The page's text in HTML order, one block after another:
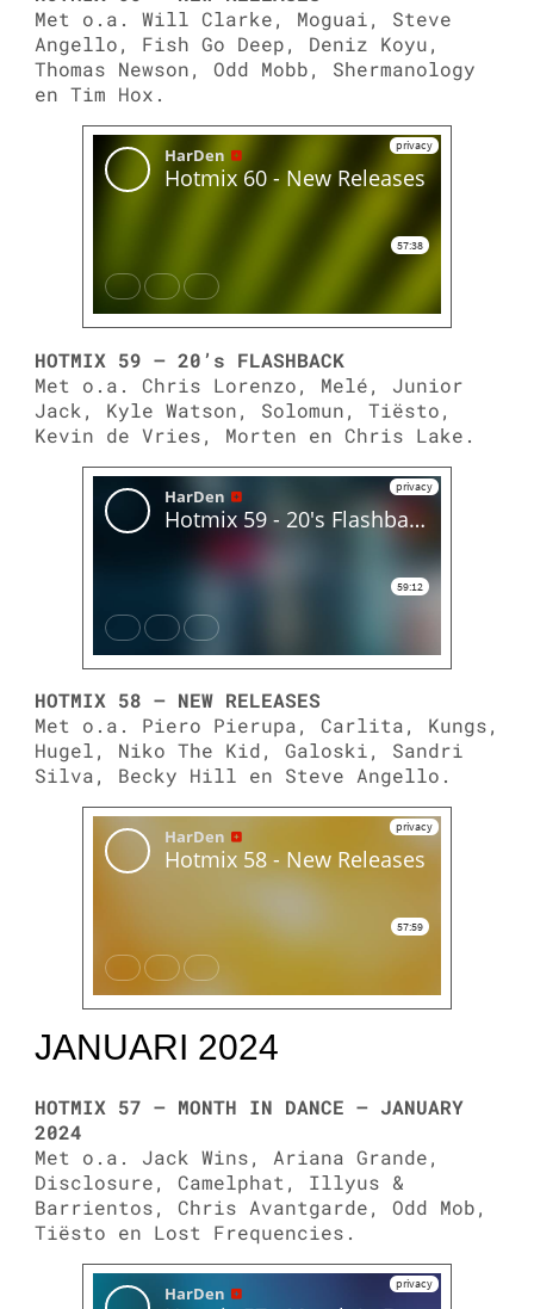
Met o.a. Will Clarke, Moguai, Steve
Angello, Fish Go Deep, Deniz Koyu,
Thomas Newson, Odd Mobb, Shermanology
en Tim Hox.
HOTMIX 59 – 20’s FLASHBACK
Met o.a. Chris Lorenzo, Melé, Junior
Jack, Kyle Watson, Solomun, Tiësto,
Kevin de Vries, Morten en Chris Lake.
HOTMIX 58 – NEW RELEASES
Met o.a. Piero Pierupa, Carlita, Kungs,
Hugel, Niko The Kid, Galoski, Sandri
Silva, Becky Hill en Steve Angello.
JANUARI 2024
HOTMIX 57 – MONTH IN DANCE – JANUARY
2024
Met o.a. Jack Wins, Ariana Grande,
Disclosure, Camelphat, Illyus &
Barrientos, Chris Avantgarde, Odd Mob,
Tiësto en Lost Frequencies.